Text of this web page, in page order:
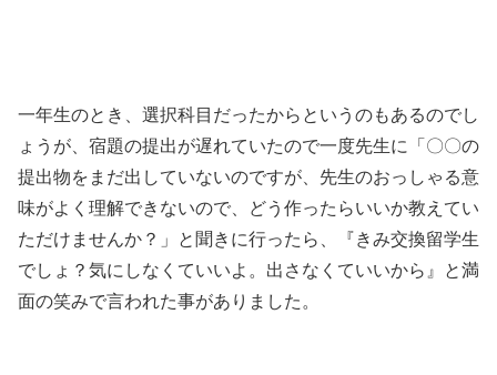
一年生のとき、選択科目だったからというのもあるのでし
ょうが、宿題の提出が遅れていたので一度先生に「〇〇の
提出物をまだ出していないのですが、先生のおっしゃる意
味がよく理解できないので、どう作ったらいいか教えてい
ただけませんか？」と聞きに行ったら、『きみ交換留学生
でしょ？気にしなくていいよ。出さなくていいから』と満
面の笑みで言われた事がありました。